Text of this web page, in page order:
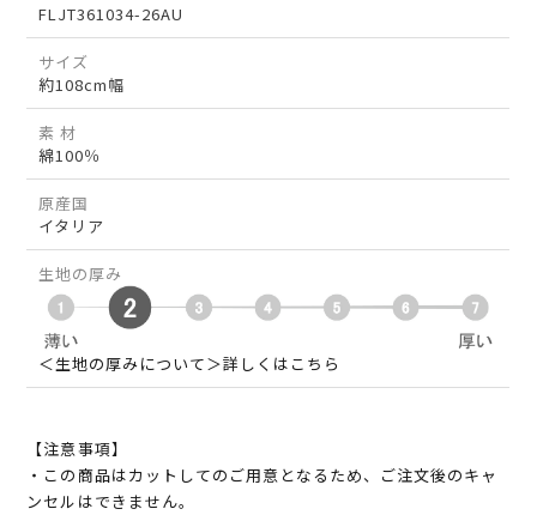
FLJT361034-26AU
サイズ
約108cm幅
素 材
綿100％
原産国
イタリア
生地の厚み
＜生地の厚みについて＞詳しくはこちら
【注意事項】
・この商品はカットしてのご用意となるため、ご注文後のキャ
ンセルはできません。